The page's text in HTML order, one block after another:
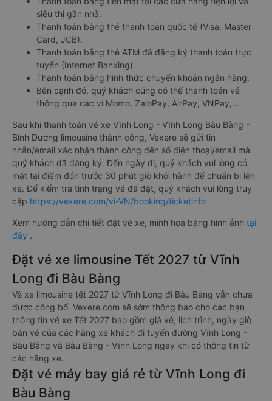
siêu thị gần nhà.
Thanh toán bằng thẻ thanh toán quốc tế (Visa, Master
Card, JCB).
Thanh toán bằng thẻ ATM đã đăng ký thanh toán trực
tuyến (Internet Banking).
Thanh toán bằng hình thức chuyển khoản ngân hàng.
Bên cạnh đó, quý khách cũng có thể thanh toán vé
thông qua các ví Momo, ZaloPay, AirPay, VNPay,…
Sau khi thanh toán vé xe Vĩnh Long - Vĩnh Long Bàu Bàng -
Bình Dương limousine thành công, Vexere sẽ gửi tin
nhắn/email xác nhận thành công đến số điện thoại/email mà
quý khách đã đăng ký. Đến ngày đi, quý khách vui lòng có
mặt tại điểm đón trước 30 phút giờ khởi hành để chuẩn bị lên
xe. Để kiểm tra tình trạng vé đã đặt, quý khách vui lòng truy
cập https://vexere.com/vi-VN/booking/ticketinfo
Xem hướng dẫn chi tiết đặt vé xe, minh họa bằng hình ảnh tại
đây .
Đặt vé xe limousine Tết 2027 từ Vĩnh
Long đi Bàu Bàng
Vé xe limousine tết 2027 từ Vĩnh Long đi Bàu Bàng vẫn chưa
được công bố. Vexere.com sẽ sớm thông báo cho các bạn
thông tin vé xe Tết 2027 bao gồm giá vé, lịch trình, ngày giờ
bán vé của các hãng xe khách đi tuyến đường Vĩnh Long -
Bàu Bàng và Bàu Bàng - Vĩnh Long ngay khi có thông tin từ
các hãng xe.
Đặt vé máy bay giá rẻ từ Vĩnh Long đi
Bàu Bàng